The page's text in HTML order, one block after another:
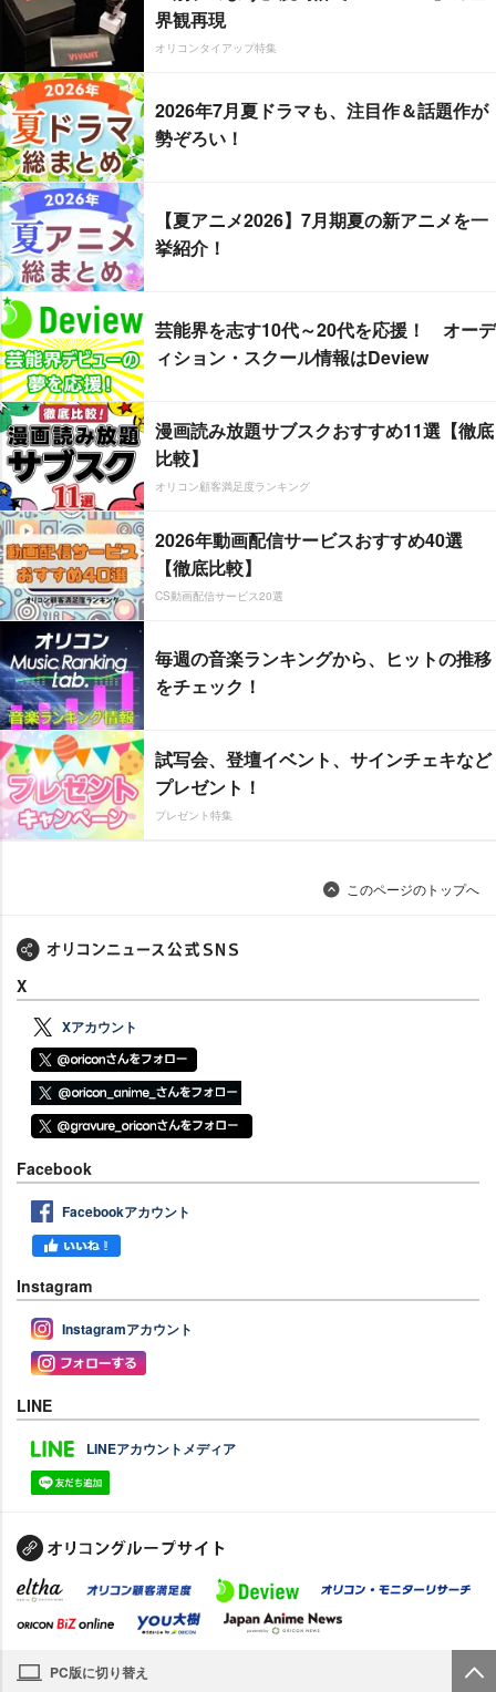
界観再現
オリコンタイアップ特集
2026年7月夏ドラマも、注目作＆話題作が
勢ぞろい！
【夏アニメ2026】7月期夏の新アニメを一
挙紹介！
芸能界を志す10代～20代を応援！ オーデ
ィション・スクール情報はDeview
漫画読み放題サブスクおすすめ11選【徹底
比較】
オリコン顧客満足度ランキング
2026年動画配信サービスおすすめ40選
【徹底比較】
CS動画配信サービス20選
毎週の音楽ランキングから、ヒットの推移
をチェック！
試写会、登壇イベント、サインチェキなど
プレゼント！
プレゼント特集
このページのトップへ
X
Xアカウント
Facebook
Facebookアカウント
Instagram
Instagramアカウント
LINE
LINEアカウントメディア
PC版に切り替え